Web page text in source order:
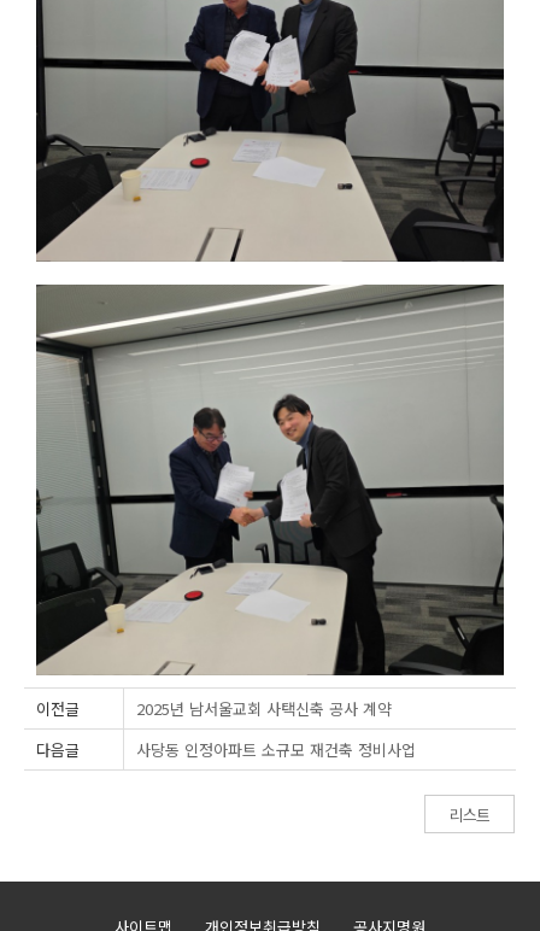
이전글
2025년 남서울교회 사택신축 공사 계약
다음글
사당동 인정아파트 소규모 재건축 정비사업
리스트